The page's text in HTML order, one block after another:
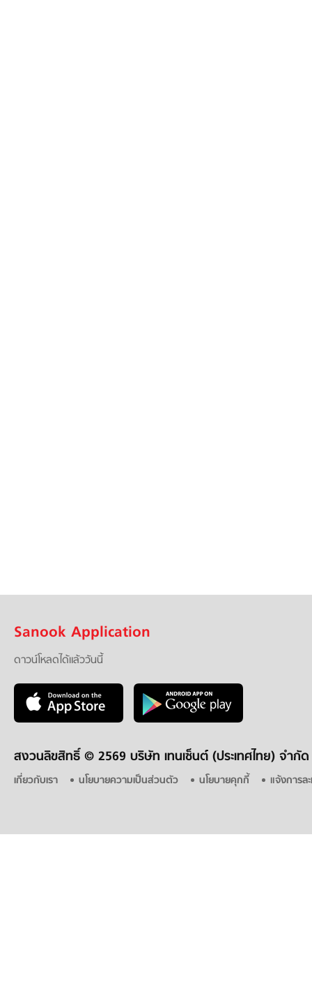
Sanook Application
ดาวน์โหลดได้แล้ววันนี้
สงวนลิขสิทธิ์ © 2569 บริษัท เทนเซ็นต์ (ประเทศไทย) จำกัด
เกี่ยวกับเรา นโยบายความเป็นส่วนตัว นโยบายคุกกี้ แจ้งการล